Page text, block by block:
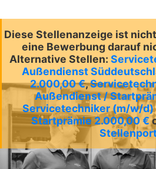
Diese Stellenanzeige ist
eine Bewerbung darauf
Alternative Stellen:
Außendienst
2.000,00 €,
Außendienst /
Servicetechniker (m/w/
Startprämie 2.000,00 €